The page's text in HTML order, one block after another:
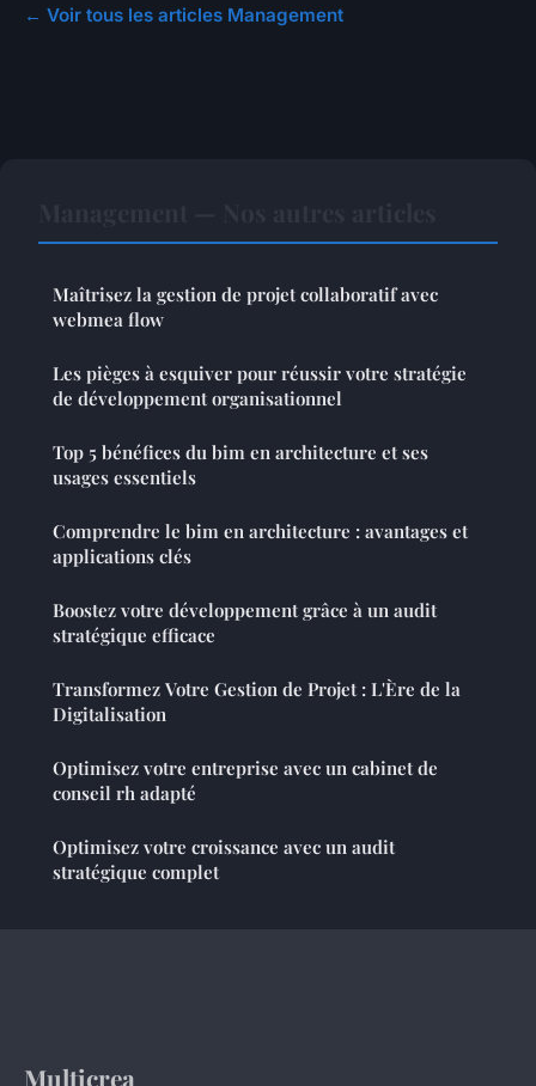
← Voir tous les articles Management
Maîtrisez la gestion de projet collaboratif avec
webmea flow
Les pièges à esquiver pour réussir votre stratégie
de développement organisationnel
Top 5 bénéfices du bim en architecture et ses
usages essentiels
Comprendre le bim en architecture : avantages et
applications clés
Boostez votre développement grâce à un audit
stratégique efficace
Transformez Votre Gestion de Projet : L'Ère de la
Digitalisation
Optimisez votre entreprise avec un cabinet de
conseil rh adapté
Optimisez votre croissance avec un audit
stratégique complet
Multicrea